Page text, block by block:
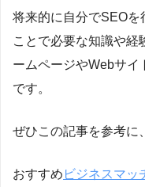
将来的に自分でSEOを
ことで必要な知識や経
ームページやWebサイ
です。
ぜひこの記事を参考に
おすすめ ビジネスマッ